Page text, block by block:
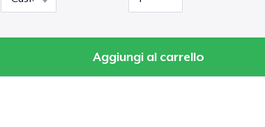
Aggiungi al carrello